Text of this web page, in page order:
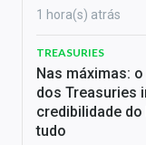
1 hora(s) atrás
TREASURIES
Nas máximas:
dos Treasuries
credibilidade
tudo